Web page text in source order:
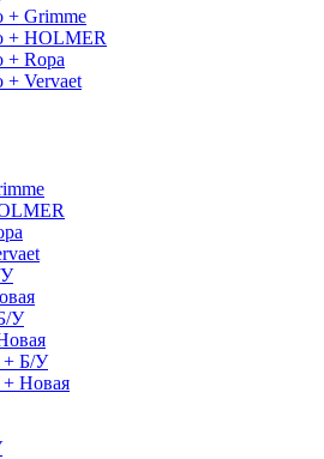
+ Grimme
+ HOLMER
+ Ropa
+ Vervaet
У
У
+ Б/У
Новая